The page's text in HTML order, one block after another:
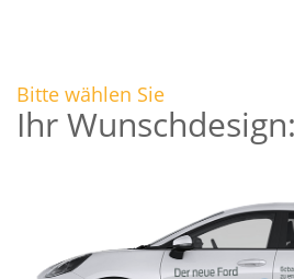
Bitte wählen Sie
Ihr Wunschdesign: